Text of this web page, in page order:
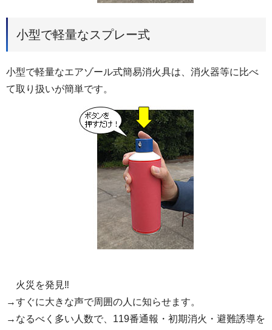
小型で軽量なスプレー式
小型で軽量なエアゾール式簡易消火具は、消火器等に比べ
て取り扱いが簡単です。
火災を発見‼
→すぐに大きな声で周囲の人に知らせます。
→なるべく多い人数で、119番通報・初期消火・避難誘導を